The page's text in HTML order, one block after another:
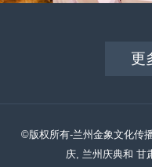
更
©版权所有-兰州金象文化传
庆, 兰州庆典和 甘